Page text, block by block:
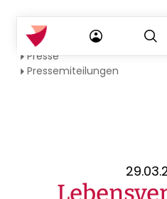
Startseite
Presse
Pressemiteilungen